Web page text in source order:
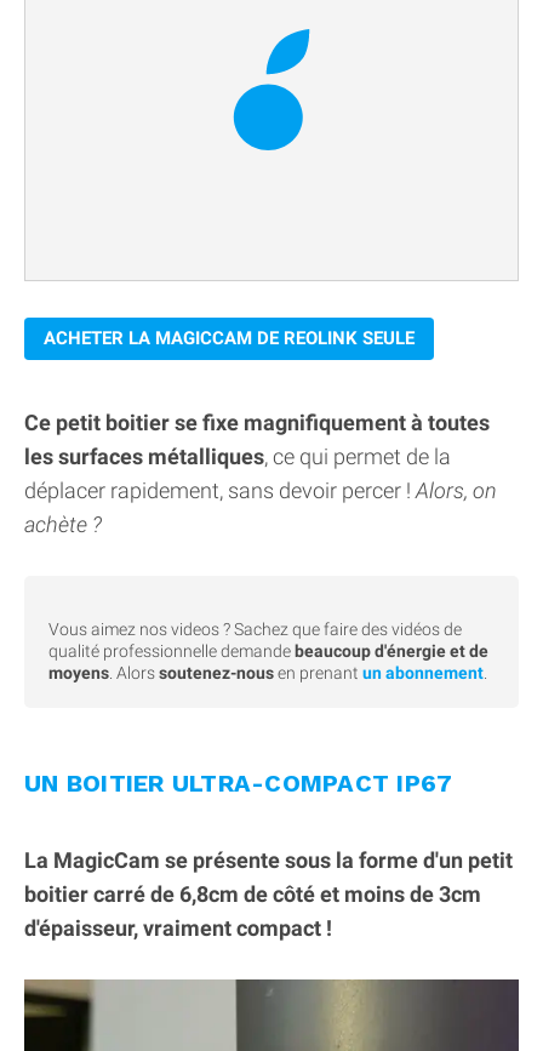
ACHETER LA MAGICCAM DE REOLINK SEULE
Ce petit boitier se fixe magnifiquement à toutes
les surfaces métalliques, ce qui permet de la
déplacer rapidement, sans devoir percer ! Alors, on
achète ?
Vous aimez nos videos ? Sachez que faire des vidéos de
qualité professionnelle demande beaucoup d'énergie et de
moyens . Alorssoutenez-nousen prenant un abonnement
UN BOITIER ULTRA-COMPACT IP67
La MagicCam se présente sous la forme d'un petit
boitier carré de 6,8cm de côté et moins de 3cm
d'épaisseur, vraiment compact !